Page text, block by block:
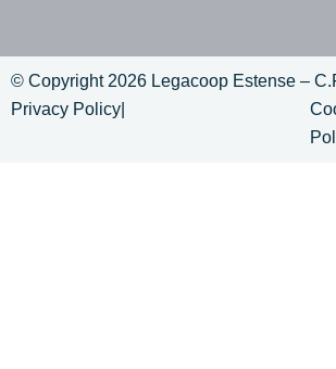
© Copyright 2026 Legacoop Estense –
Privacy Policy